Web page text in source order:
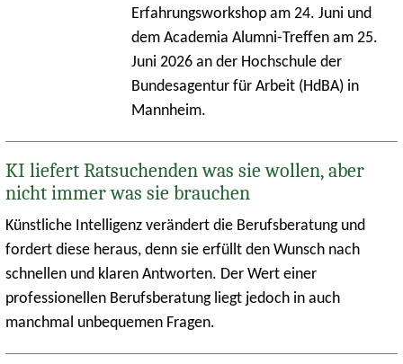
Erfahrungsworkshop am 24. Juni und
dem Academia Alumni-Treffen am 25.
Juni 2026 an der Hochschule der
Bundesagentur für Arbeit (HdBA) in
Mannheim.
KI liefert Ratsuchenden was sie wollen, aber
nicht immer was sie brauchen
Künstliche Intelligenz verändert die Berufsberatung und
fordert diese heraus, denn sie erfüllt den Wunsch nach
schnellen und klaren Antworten. Der Wert einer
professionellen Berufsberatung liegt jedoch in auch
manchmal unbequemen Fragen.